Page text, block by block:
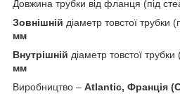
Довжина трубки від фланця (під
Зовнішній діаметр товстої трубки
мм
Внутрішній діаметр товстої
мм
Виробництво – Atlantic, Франція